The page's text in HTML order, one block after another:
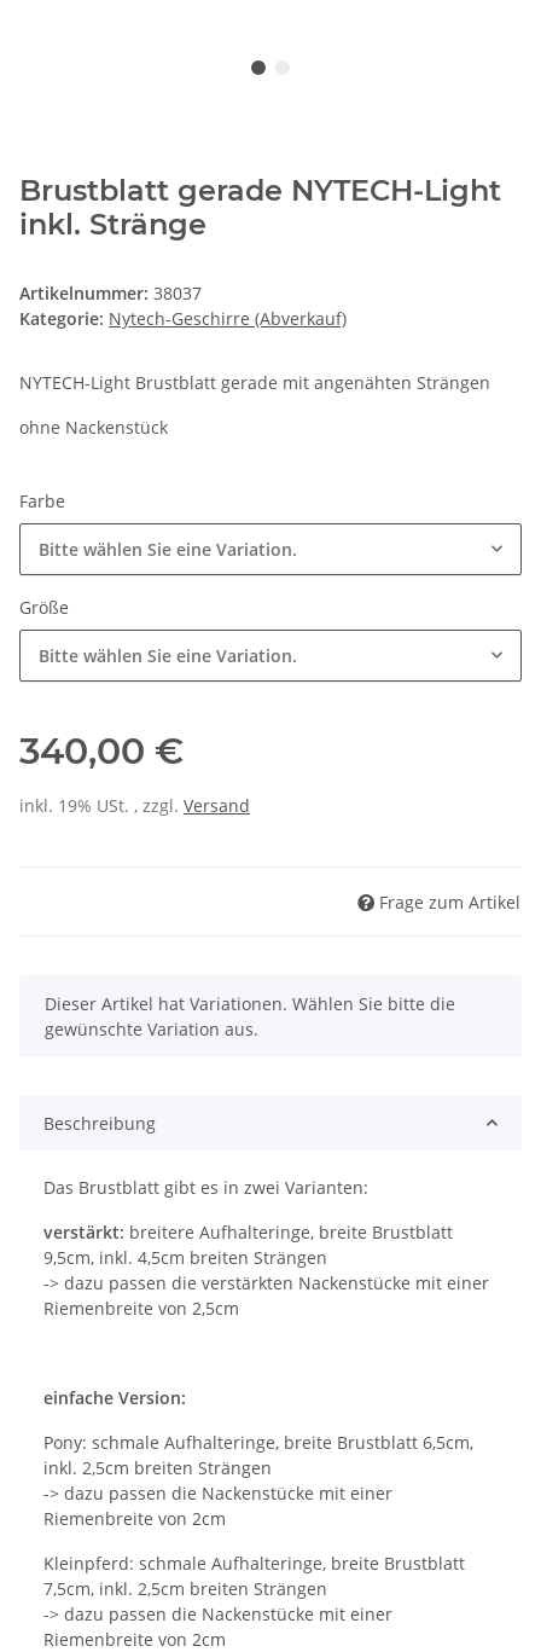
Brustblatt gerade NYTECH-Light
inkl. Stränge
Artikelnummer: 38037
Kategorie: Nytech-Geschirre (Abverkauf)
NYTECH-Light Brustblatt gerade mit angenähten Strängen
ohne Nackenstück
Farbe
Bitte wählen Sie eine Variation.
Größe
Bitte wählen Sie eine Variation.
340,00 €
inkl. 19% USt. , zzgl. Versand
Frage zum Artikel
x
Dieser Artikel hat Variationen. Wählen Sie bitte die
gewünschte Variation aus.
Beschreibung
Das Brustblatt gibt es in zwei Varianten:
verstärkt: breitere Aufhalteringe, breite Brustblatt
9,5cm, inkl. 4,5cm breiten Strängen
-> dazu passen die verstärkten Nackenstücke mit einer
Riemenbreite von 2,5cm
einfache Version:
Pony: schmale Aufhalteringe, breite Brustblatt 6,5cm,
inkl. 2,5cm breiten Strängen
-> dazu passen die Nackenstücke mit einer
Riemenbreite von 2cm
Kleinpferd: schmale Aufhalteringe, breite Brustblatt
7,5cm, inkl. 2,5cm breiten Strängen
-> dazu passen die Nackenstücke mit einer
Riemenbreite von 2cm